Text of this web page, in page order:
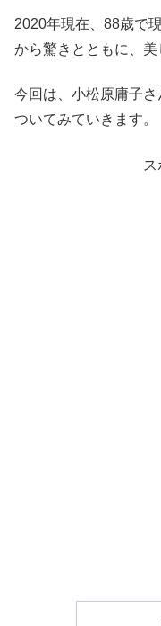
2020年現在、88歳で
から驚きとともに、美
今回は、小松原庸子
ついてみていきます。